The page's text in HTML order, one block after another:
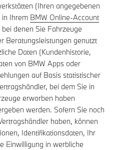
(Ihren angegebenen
in Ihrem BMW Online-Account
denen Sie Fahrzeuge
Beratungsleistungen genutzt
Daten (Kundenhistorie,
von BMW Apps oder
auf Basis statistischer
bei dem Sie in
erworben haben
werden. Sofern Sie noch
haben, können
Identifikationsdaten, Ihr
Einwilligung in werbliche